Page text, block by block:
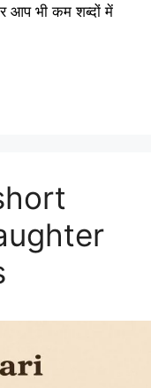
आप भी कम शब्दों में